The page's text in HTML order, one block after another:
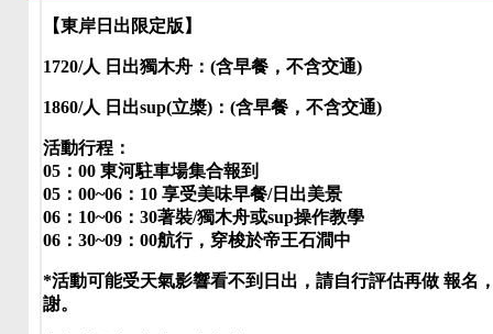
【東岸日出限定版】
1720/人 日出獨木舟：(含早餐，不含交通)
1860/人 日出sup(立槳)：(含早餐，不含交通)
活動行程：
05：00 東河駐車場集合報到
05：00~06：10 享受美味早餐/日出美景
06：10~06：30著裝/獨木舟或sup操作教學
06：30~09：00航行，穿梭於帝王石澗中
*活動可能受天氣影響看不到日出，請自行評估再做 報名
謝。